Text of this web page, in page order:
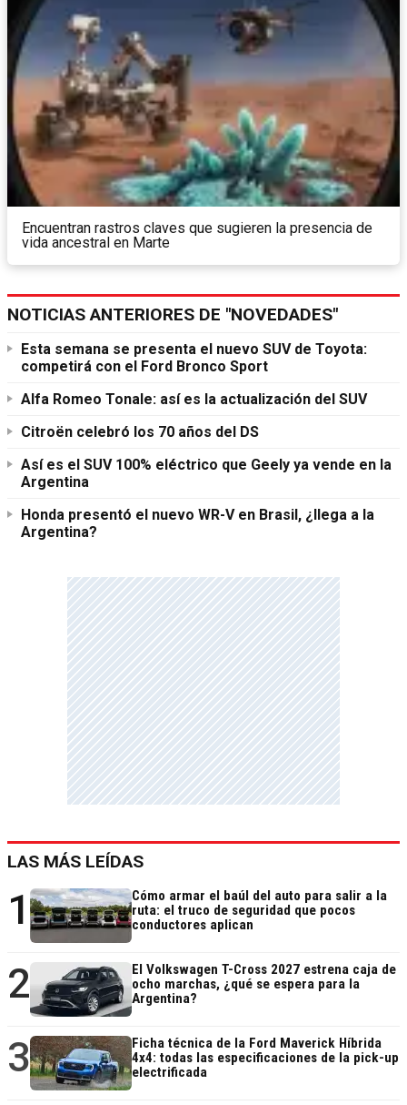
Encuentran rastros claves que sugieren la presencia de
vida ancestral en Marte
NOTICIAS ANTERIORES DE "NOVEDADES"
Esta semana se presenta el nuevo SUV de Toyota:
competirá con el Ford Bronco Sport
Alfa Romeo Tonale: así es la actualización del SUV
Citroën celebró los 70 años del DS
Así es el SUV 100% eléctrico que Geely ya vende en la
Argentina
Honda presentó el nuevo WR-V en Brasil, ¿llega a la
Argentina?
LAS MÁS LEÍDAS
1
Cómo armar el baúl del auto para salir a la
ruta: el truco de seguridad que pocos
conductores aplican
2
El Volkswagen T-Cross 2027 estrena caja de
ocho marchas, ¿qué se espera para la
Argentina?
3
Ficha técnica de la Ford Maverick Híbrida
4x4: todas las especificaciones de la pick-up
electrificada